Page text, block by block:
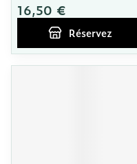
16,50 €
Réservez